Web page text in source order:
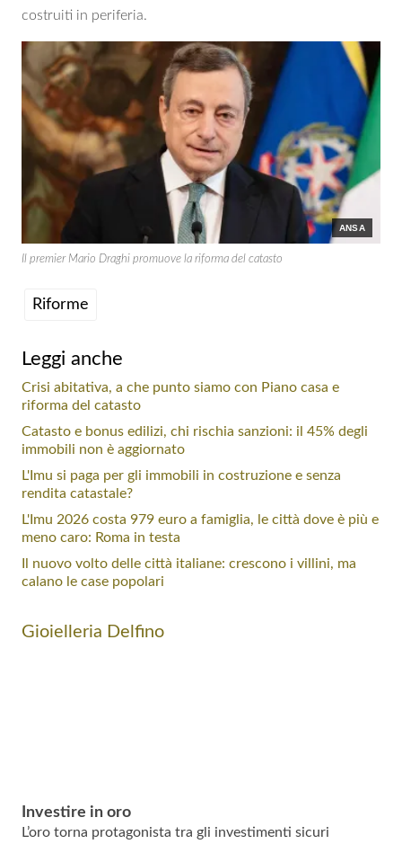
costruiti in periferia.
ANSA
Il premier Mario Draghi promuove la riforma del catasto
Riforme
Leggi anche
Crisi abitativa, a che punto siamo con Piano casa e
riforma del catasto
Catasto e bonus edilizi, chi rischia sanzioni: il 45% degli
immobili non è aggiornato
L'Imu si paga per gli immobili in costruzione e senza
rendita catastale?
L'Imu 2026 costa 979 euro a famiglia, le città dove è più e
meno caro: Roma in testa
Il nuovo volto delle città italiane: crescono i villini, ma
calano le case popolari
Gioielleria Delfino
Investire in oro
L’oro torna protagonista tra gli investimenti sicuri